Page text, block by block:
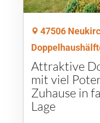
47506
Attraktive
mit viel
Zuhause in
Lage